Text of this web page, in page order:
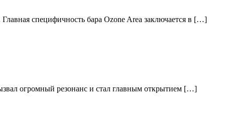
специфичность бара Ozone Area заключается в […]
огромный резонанс и стал главным открытием […]